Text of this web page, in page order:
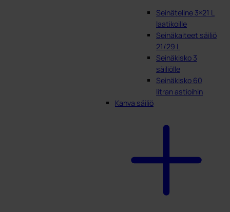
Seinäteline 3×21 L
laatikoille
Seinäkaiteet säiliö
21/29 L
Seinäkisko 3
säiliölle
Seinäkisko 60
litran astioihin
Kahva säiliö